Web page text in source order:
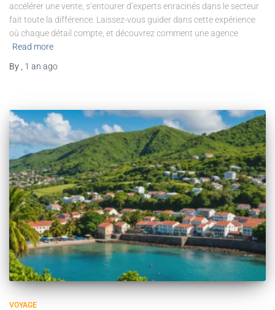
accélérer une vente, s’entourer d’experts enracinés dans le secteur
fait toute la différence. Laissez-vous guider dans cette expérience
où chaque détail compte, et découvrez comment une agence
Read more
By
1 an ago
VOYAGE